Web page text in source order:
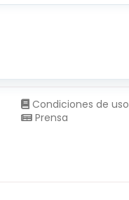
Condiciones de uso
Prensa